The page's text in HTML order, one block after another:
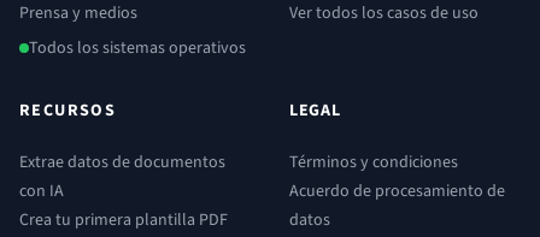
Prensa y medios
Todos los sistemas operativos
Ver todos los casos de uso
RECURSOS
Extrae datos de documentos
con IA
Crea tu primera plantilla PDF
LEGAL
Términos y condiciones
Acuerdo de procesamiento de
datos